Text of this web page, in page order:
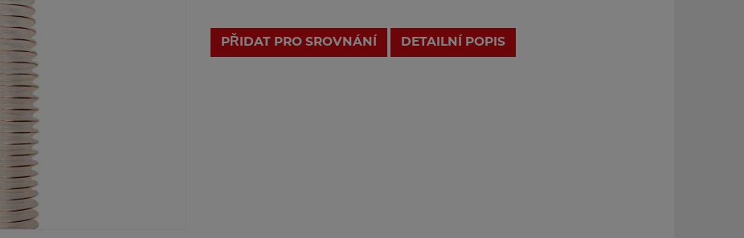
PŘIDAT PRO SROVNÁNÍ DETAILNÍ POPIS